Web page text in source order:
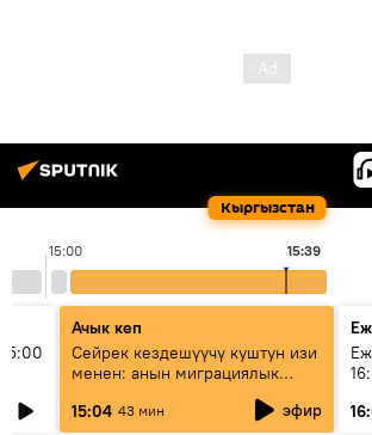
Кыргызстан
15:00 15:39
Ачык кеп
Сейрек кездешүүчү куштун изи
менен: анын миграциялык
жолу эмнеден кабар берет?
15:04 43 мин эфир